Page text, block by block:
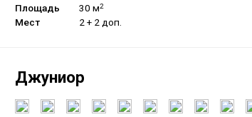
Площадь
30 м2
Мест 2 + 2 доп.
Джуниор